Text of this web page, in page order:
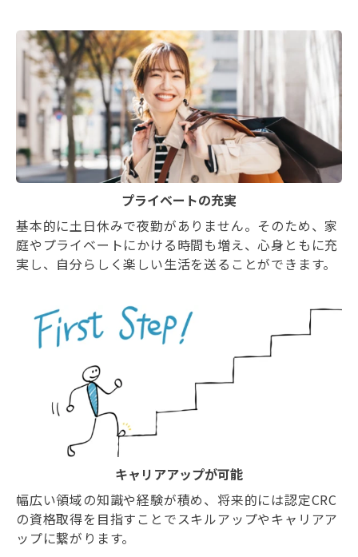
プライベートの充実
基本的に土日休みで夜勤がありません。そのため、家
庭やプライベートにかける時間も増え、心身ともに充
実し、自分らしく楽しい生活を送ることができます。
キャリアアップが可能
幅広い領域の知識や経験が積め、将来的には認定CRC
の資格取得を目指すことでスキルアップやキャリアア
ップに繋がります。